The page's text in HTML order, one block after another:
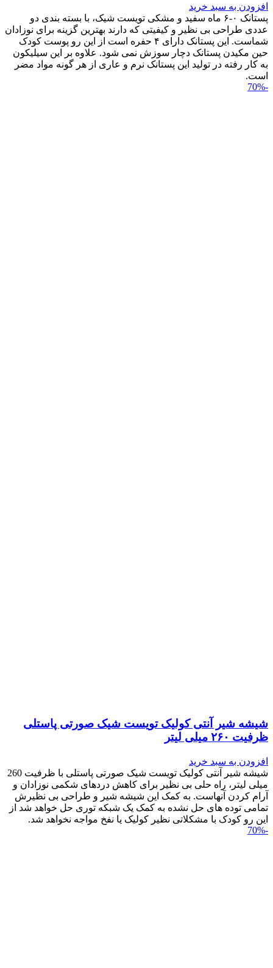
افزودن به سبد خرید
پستانک ۰-۶ ماه سفید و مشکی تویست شیک، با بسته بندی دو
عددی طراحی بی نظیر و کیفیتی که دارند بهترین گزینه برای نوزادان
شماست. این پستانک دارای ۴ حفره است از این رو پوست کودک
حین مکیدن پستانک دچار سوزش نمی شود. علاوه بر این سیلیکون
به کار رفته در تولید این پستانک نرم و عاری از هر گونه مواد مضر
است.
-70%
شیشه شیر آنتی کولیک تویست شیک صورتی پاستلی
ظرفیت ۲۶۰ میلی لیتر
افزودن به سبد خرید
شیشه شیر آنتی کولیک تویست شیک صورتی پاستلی با ظرفیت 260
میلی لیتر، راه حلی بی نظیر برای کاهش دردهای شکمی نوزادان و
آرام کردن آنهاست. به کمک این شیشه شیر و طراحی بی نظیرش
تمامی توده های حل نشده به کمک یک شبکه توری حل خواهد شد از
این رو کودک با مشکلاتی نظیر کولیک یا نفخ مواجه نخواهد شد.
-70%